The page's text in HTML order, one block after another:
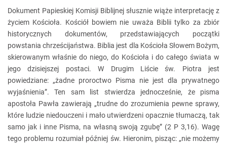
Dokument Papieskiej Komisji Biblijnej słusznie wiąże interpretację z
życiem Kościoła. Kościół bowiem nie uważa Biblii tylko za zbiór
historycznych dokumentów, przedstawiających początki
powstania chrześcijaństwa. Biblia jest dla Kościoła Słowem Bożym,
skierowanym właśnie do niego, do Kościoła i do całego świata w
jego dzisiejszej postaci. W Drugim Liście św. Piotra jest
powiedziane: „żadne proroctwo Pisma nie jest dla prywatnego
wyjaśnienia”. Ten sam list stwierdza jednocześnie, że pisma
apostoła Pawła zawierają „trudne do zrozumienia pewne sprawy,
które ludzie niedouczeni i mało utwierdzeni opacznie tłumaczą, tak
samo jak i inne Pisma, na własną swoją zgubę” (2 P 3,16). Wagę
tego problemu rozumiał później św. Hieronim, pisząc: „nie możemy